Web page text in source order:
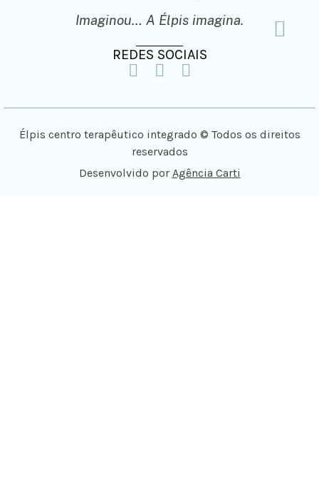
Imaginou… A Élpis imagina.
REDES SOCIAIS
Élpis centro terapêutico integrado © Todos os direitos
reservados
Desenvolvido por Agência Carti